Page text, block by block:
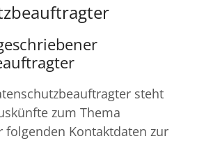
steht
zum Thema
folgenden Kontaktdaten zur